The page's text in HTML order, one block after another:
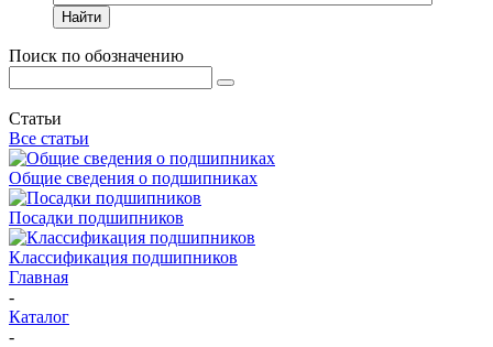
Найти
Поиск по обозначению
Статьи
Все статьи
Общие сведения о подшипниках
Посадки подшипников
Классификация подшипников
Главная
-
Каталог
-